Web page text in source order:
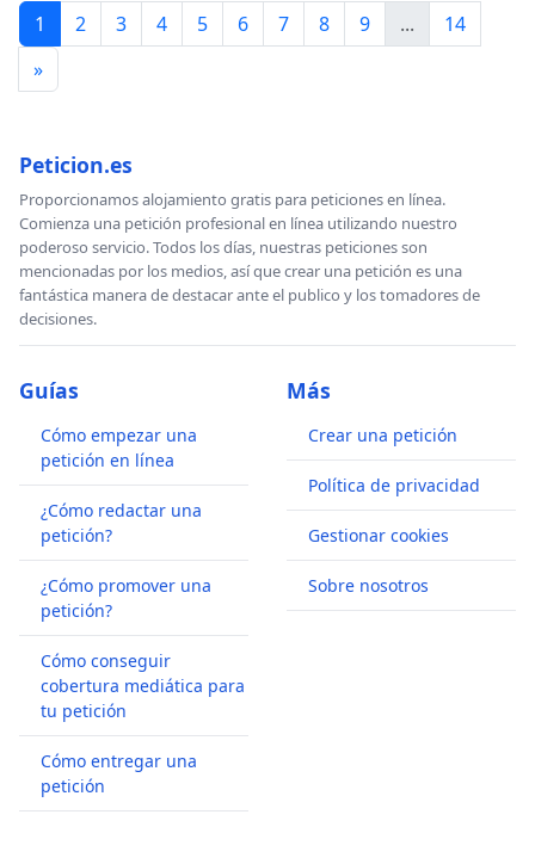
1 2 3 4 5 6 7 8 9 ...
14
»
Peticion.es
Proporcionamos alojamiento gratis para peticiones en línea.
Comienza una petición profesional en línea utilizando nuestro
poderoso servicio. Todos los días, nuestras peticiones son
mencionadas por los medios, así que crear una petición es una
fantástica manera de destacar ante el publico y los tomadores de
decisiones.
Guías
Cómo empezar una
petición en línea
¿Cómo redactar una
petición?
¿Cómo promover una
petición?
Cómo conseguir
cobertura mediática para
tu petición
Cómo entregar una
petición
Más
Crear una petición
Política de privacidad
Gestionar cookies
Sobre nosotros